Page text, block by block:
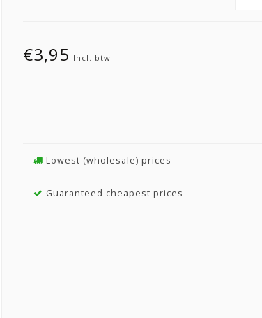
€3,95 Incl. btw
Lowest (wholesale) prices
Guaranteed cheapest prices